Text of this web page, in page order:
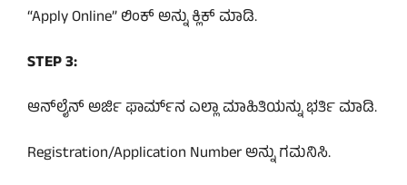
“Apply Online” ಲಿಂಕ್ ಅನ್ನು ಕ್ಲಿಕ್ ಮಾಡಿ.
STEP 3:
ಆನ್‌ಲೈನ್ ಅರ್ಜಿ ಫಾರ್ಮ್‌ನ ಎಲ್ಲಾ ಮಾಹಿತಿಯನ್ನು ಭರ್ತಿ ಮಾಡಿ.
Registration/Application Number ಅನ್ನು ಗಮನಿಸಿ.